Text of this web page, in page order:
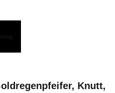
Knutt,